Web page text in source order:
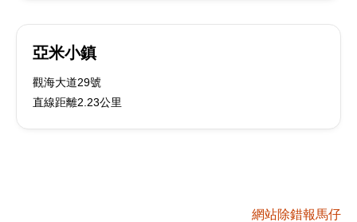
亞米小鎮
觀海大道29號
直線距離2.23公里
網站除錯報馬仔